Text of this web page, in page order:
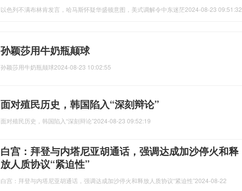
以色列不满布林肯发言，哈马斯怀疑华盛顿意图，美式调解令中东迷茫2024-08-23 09:51:32
孙颖莎用牛奶瓶颠球
孙颖莎用牛奶瓶颠球2024-08-23 10:02:55
面对殖民历史，韩国陷入“深刻辩论”
面对殖民历史，韩国陷入“深刻辩论”2024-08-23 09:52:19
白宫：拜登与内塔尼亚胡通话，强调达成加沙停火和释
放人质协议“紧迫性”
白宫：拜登与内塔尼亚胡通话，强调达成加沙停火和释放人质协议“紧迫性”2024-08-22